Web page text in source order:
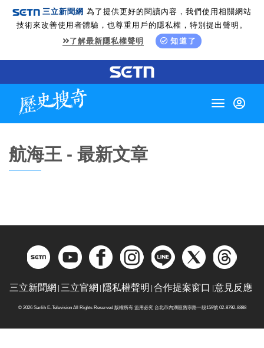
三立新聞網 為了提供更好的閱讀內容，我們使用相關網站
技術來改善使用者體驗，也尊重用戶的隱私權，特別提出聲明。
了解最新隱私權聲明
知道了
Toggle
航海王 - 最新文章
三立新聞網 三立官網 隱私權聲明 合作提案窗口 意見反應
© 2026 Sanlih E-Television All Rights Reserved 版權所有 盜用必究 台北市內湖區舊宗路一段159號 02-8792-8888